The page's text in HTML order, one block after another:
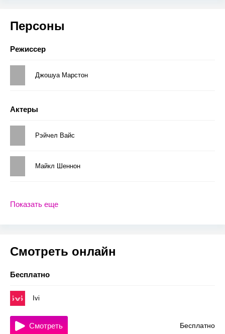
Персоны
Режиссер
Джошуа Марстон
Актеры
Рэйчел Вайс
Майкл Шеннон
Показать еще
Смотреть онлайн
Бесплатно
Ivi
Бесплатно
Смотреть